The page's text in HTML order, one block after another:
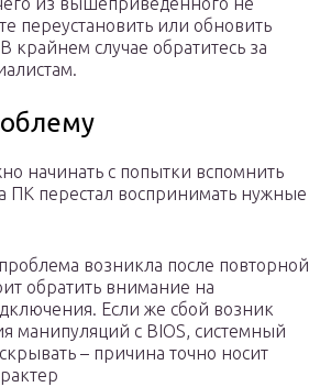
переустановить или обновить
крайнем случае обратитесь за
начинать с попытки вспомнить
ПК перестал воспринимать нужные
возникла после повторной
обратить внимание на
Если же сбой возник
манипуляций с BIOS, системный
– причина точно носит